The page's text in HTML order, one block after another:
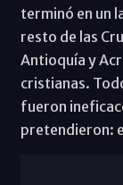
terminó en un
resto de las
Antioquía y
cristianas.
fueron
pretendieron: